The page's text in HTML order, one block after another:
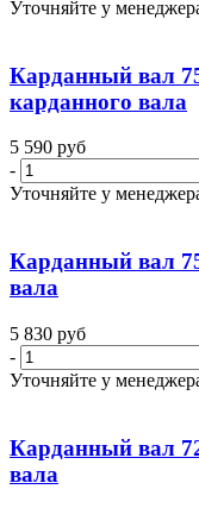
Уточняйте у
Карданный вал
карданного вала
5 590 руб
-
Уточняйте у
Карданный вал
вала
5 830 руб
-
Уточняйте у
Карданный вал
вала